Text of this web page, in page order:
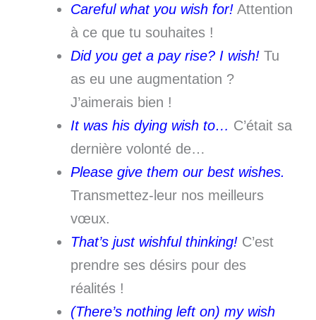
Careful what you wish for! Attention
à ce que tu souhaites !
Did you get a pay rise? I wish! Tu
as eu une augmentation ?
J’aimerais bien !
It was his dying wish to… C’était sa
dernière volonté de…
Please give them our best wishes.
Transmettez-leur nos meilleurs
vœux.
That’s just wishful thinking! C’est
prendre ses désirs pour des
réalités !
(There’s nothing left on) my wish